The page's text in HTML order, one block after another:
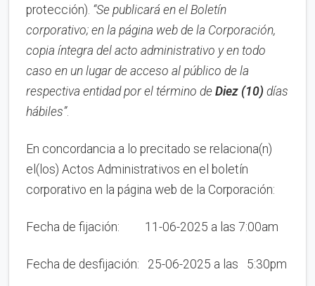
protección). “Se publicará en el Boletín
corporativo; en la página web de la Corporación,
copia íntegra del acto administrativo y en todo
caso en un lugar de acceso al público de la
respectiva entidad por el término de Diez (10) días
hábiles”.
En concordancia a lo precitado se relaciona(n)
el(los) Actos Administrativos en el boletín
corporativo en la página web de la Corporación:
Fecha de fijación: 11-06-2025 a las 7:00am
Fecha de desfijación: 25-06-2025 a las 5:30pm